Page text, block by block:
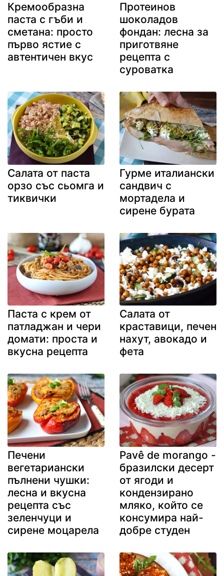
Кремообразна
паста с гъби и
сметана: просто
първо ястие с
автентичен вкус
Протеинов
шоколадов
фондан: лесна за
приготвяне
рецепта с
суроватка
Салата от паста
орзо със сьомга и
тиквички
Гурме италиански
сандвич с
мортадела и
сирене бурата
Паста с крем от
патладжан и чери
домати: проста и
вкусна рецепта
Салата от
краставици, печен
нахут, авокадо и
фета
Печени
вегетариански
пълнени чушки:
лесна и вкусна
рецепта със
зеленчуци и
сирене моцарела
Pavê de morango -
бразилски десерт
от ягоди и
кондензирано
мляко, който се
консумира най-
добре студен